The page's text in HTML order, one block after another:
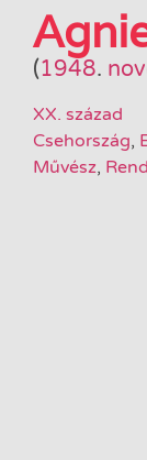
(1948.
XX. század
Csehország,
Művész,